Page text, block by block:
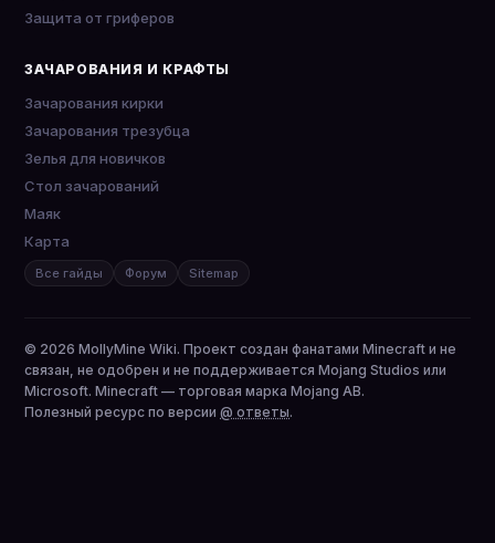
Защита от гриферов
ЗАЧАРОВАНИЯ И КРАФТЫ
Зачарования кирки
Зачарования трезубца
Зелья для новичков
Стол зачарований
Маяк
Карта
Все гайды Форум Sitemap
© 2026 MollyMine Wiki. Проект создан фанатами Minecraft и не
связан, не одобрен и не поддерживается Mojang Studios или
Microsoft. Minecraft — торговая марка Mojang AB.
Полезный ресурс по версии @ ответы.